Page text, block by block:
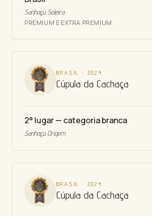
Sanhaçu Soleira
PREMIUM E EXTRA PREMIUM
BRASIL · 2024
Cúpula da Cachaça
2° lugar — categoria branca
Sanhaçu Origem
BRASIL · 2024
Cúpula da Cachaça